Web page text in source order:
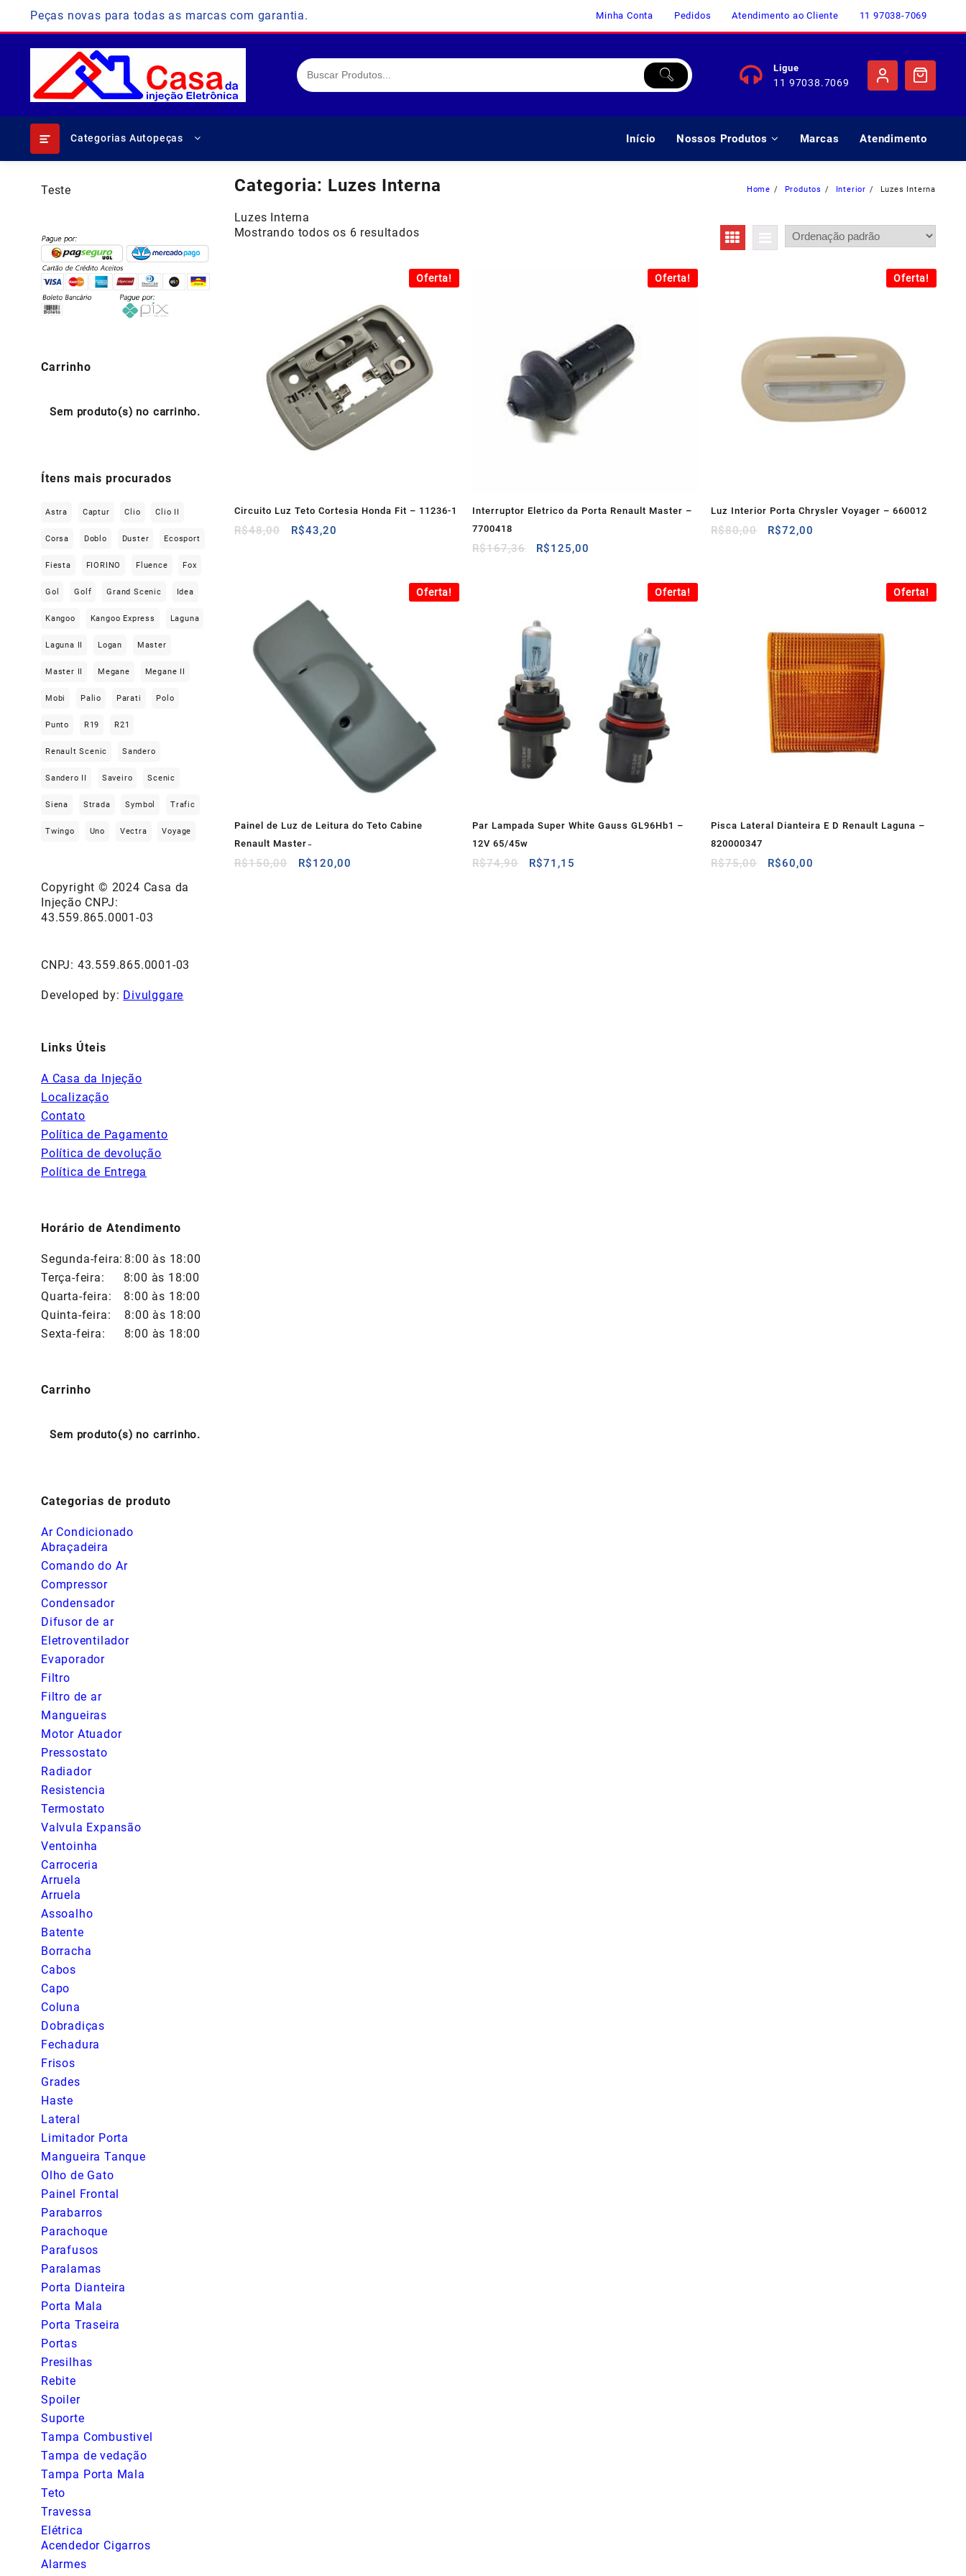
content
Peças novas para todas as marcas com garantia. Minha Conta Pedidos Atendimento ao Cliente 11 97038-7069
Ligue
11 97038.7069
Categorias Autopeças Início Nossos Produtos Marcas Atendimento
Categoria: Luzes Interna Home Produtos Interior Luzes Interna
Luzes Interna
Mostrando todos os 6 resultados
Oferta!
Circuito Luz Teto Cortesia Honda Fit – 11236-1
R$48,00
O
R$43,20
Oferta!
Interruptor Eletrico da Porta Renault Master –
7700418
R$167,36
O
R$125,00
Oferta!
Luz Interior Porta Chrysler Voyager – 660012
R$80,00
O
R$72,00
Oferta!
Painel de Luz de Leitura do Teto Cabine
Renault Master ̵
R$150,00
O
R$120,00
Oferta!
Par Lampada Super White Gauss GL96Hb1 –
12V 65/45w
R$74,90
O
R$71,15
Oferta!
Pisca Lateral Dianteira E D Renault Laguna –
820000347
R$75,00
O
R$60,00
Teste
Carrinho
Sem produto(s) no carrinho.
Ítens mais procurados
Astra Captur Clio Clio II
Corsa Doblo Duster Ecosport
Fiesta FIORINO Fluence Fox
Gol Golf Grand Scenic Idea
Kangoo Kangoo Express Laguna
Laguna II Logan Master
Master II Megane Megane II
Mobi Palio Parati Polo
Punto R19 R21
Renault Scenic Sandero
Sandero II Saveiro Scenic
Siena Strada Symbol Trafic
Twingo Uno Vectra Voyage
Copyright © 2024 Casa da
Injeção CNPJ:
43.559.865.0001-03
CNPJ: 43.559.865.0001-03
Developed by: Divulggare
Links Úteis
A Casa da Injeção
Localização
Contato
Política de Pagamento
Política de devolução
Política de Entrega
Horário de Atendimento
Segunda-feira: 8:00 às 18:00
Terça-feira:
8:00 às 18:00
Quarta-feira:
8:00 às 18:00
Quinta-feira:
8:00 às 18:00
Sexta-feira:
8:00 às 18:00
Carrinho
Sem produto(s) no carrinho.
Categorias de produto
Ar Condicionado
Abraçadeira
Comando do Ar
Compressor
Condensador
Difusor de ar
Eletroventilador
Evaporador
Filtro
Filtro de ar
Mangueiras
Motor Atuador
Pressostato
Radiador
Resistencia
Termostato
Valvula Expansão
Ventoinha
Carroceria
Arruela
Arruela
Assoalho
Batente
Borracha
Cabos
Capo
Coluna
Dobradiças
Fechadura
Frisos
Grades
Haste
Lateral
Limitador Porta
Mangueira Tanque
Olho de Gato
Painel Frontal
Parabarros
Parachoque
Parafusos
Paralamas
Porta Dianteira
Porta Mala
Porta Traseira
Portas
Presilhas
Rebite
Spoiler
Suporte
Tampa Combustivel
Tampa de vedação
Tampa Porta Mala
Teto
Travessa
Elétrica
Acendedor Cigarros
Alarmes